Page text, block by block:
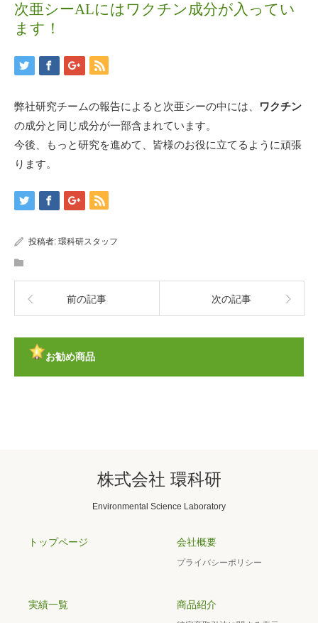
次亜シーALにはワクチン成分が入ってい
ます！
弊社研究チームの報告によると次亜シーの中には、
ワクチン
の成分と同じ成分が一部含まれています。
今後、もっと研究を進めて、皆様のお役に立てるように頑張
ります。
投稿者: 環科研スタッフ
前の記事 次の記事
お勧め商品
株式会社 環科研
Environmental Science Laboratory
トップページ 会社概要
プライバシーポリシー
実績一覧 商品紹介